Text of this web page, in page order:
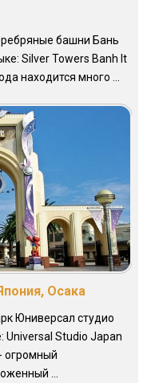
башни Бань
Silver Towers Banh lt
находится много ...
Осака
Юниверсал студио
Universal Studio Japan
огромный
...